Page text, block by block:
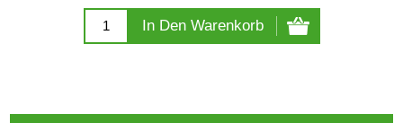
In Den Warenkorb